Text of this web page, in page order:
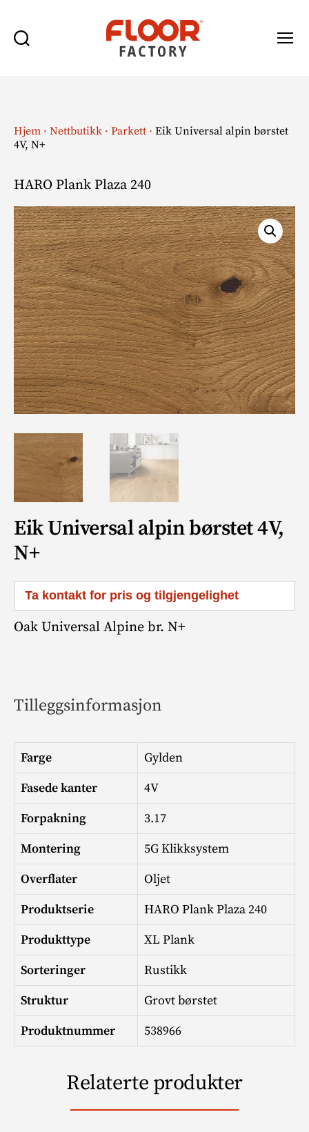
Hjem · Nettbutikk · Parkett · Eik Universal alpin børstet
4V, N+
HARO Plank Plaza 240
Eik Universal alpin børstet 4V,
N+
Ta kontakt for pris og tilgjengelighet
Oak Universal Alpine br. N+
Tilleggsinformasjon
Farge
Gylden
Fasede kanter
4V
Forpakning
3.17
Montering
5G Klikksystem
Overflater
Oljet
Produktserie
HARO Plank Plaza 240
Produkttype
XL Plank
Sorteringer
Rustikk
Struktur
Grovt børstet
Produktnummer
538966
Relaterte produkter